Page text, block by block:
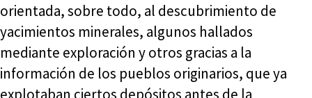
orientada, sobre todo, al descubrimiento de
yacimientos minerales, algunos hallados
mediante exploración y otros gracias a la
información de los pueblos originarios, que ya
explotaban ciertos depósitos antes de la